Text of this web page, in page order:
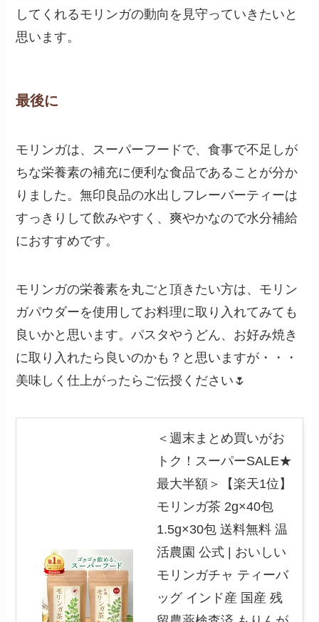
してくれるモリンガの動向を見守っていきたいと
思います。
最後に
モリンガは、スーパーフードで、食事で不足しが
ちな栄養素の補充に便利な食品であることが分か
りました。無印良品の水出しフレーバーティーは
すっきりして飲みやすく、爽やかなので水分補給
におすすめです。
モリンガの栄養素を丸ごと頂きたい方は、モリン
ガパウダーを使用してお料理に取り入れてみても
良いかと思います。パスタやうどん、お好み焼き
に取り入れたら良いのかも？と思いますが・・・
美味しく仕上がったらご伝授ください🌷
＜週末まとめ買いがお
トク！スーパーSALE★
最大半額＞【楽天1位】
モリンガ茶 2g×40包
1.5g×30包 送料無料 温
活農園 公式 | おいしい
モリンガチャ ティーバ
ッグ インド産 国産 残